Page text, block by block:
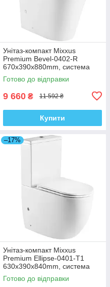
Унітаз-компакт Mixxus
Premium Bevel-0402-R
670x390x880mm, система
змиву RIMLESS (MP6474)
Готово до відправки
9 660 ₴ 11 592 ₴
Купити
–17%
Унітаз-компакт Mixxus
Premium Ellipse-0401-T1
630x390x840mm, система
змиву TORNADO 1.0
(MP6467)
Готово до відправки